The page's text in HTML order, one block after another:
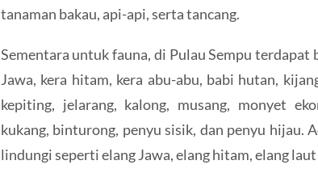
tanaman bakau, api-api, serta tancang.
Sementara untuk fauna, di Pulau Sempu
Jawa, kera hitam, kera abu-abu, babi hutan,
kepiting, jelarang, kalong, musang, monyet
kukang, binturong, penyu sisik, dan penyu hijau.
lindungi seperti elang Jawa, elang hitam, elang